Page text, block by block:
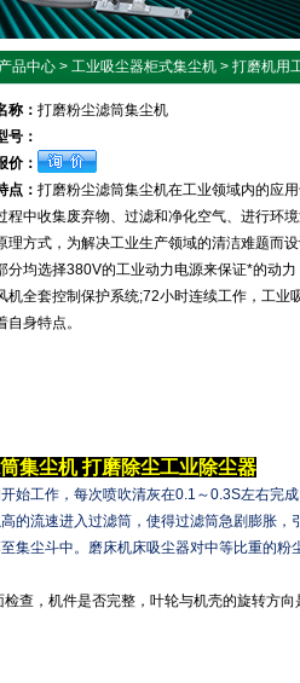
产品中心 > 工业吸尘器柜式集尘机 > 打磨机用
称： 打磨粉尘滤筒集尘机
号：
价：
点： 打磨粉尘滤筒集尘机在工业领域内的应
程中收集废弃物、过滤和净化空气、进行环
理方式，为解决工业生产领域的清洁难题而
分均选择380V的工业动力电源来保证*的动
机全套控制保护系统;72小时连续工作，工业
自身特点。
集尘机打磨除尘工业除尘器
始工作，每次喷吹清灰在0.1～0.3S左右完
的流速进入过滤筒，使得过滤筒急剧膨胀，
集尘斗中。磨床机床吸尘器对中等比重的粉
查，机件是否完整，叶轮与机壳的旋转方向